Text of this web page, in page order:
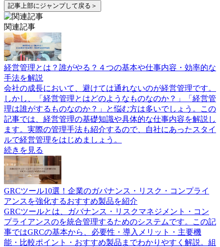
記事上部にジャンプして戻る＞
関連記事
経営管理とは？誰がやる？４つの基本や仕事内容・効率的な
手法を解説
会社の成長において、避けては通れないのが経営管理です。
しかし、「経営管理とはどのようなものなのか？」「経営管
理は誰がするものなのか？」と悩む方は多いでしょう。この
記事では、経営管理の基礎知識や具体的な仕事内容を解説し
ます。実際の管理手法も紹介するので、自社にあったスタイ
ルで経営管理をはじめましょう。
続きを見る
GRCツール10選！企業のガバナンス・リスク・コンプライ
アンスを強化するおすすめ製品を紹介
GRCツールとは、ガバナンス・リスクマネジメント・コン
プライアンスのを統合管理するためのシステムです。この記
事ではGRCの基本から、必要性・導入メリット・主要機
能・比較ポイント・おすすめ製品までわかりやすく解説。組